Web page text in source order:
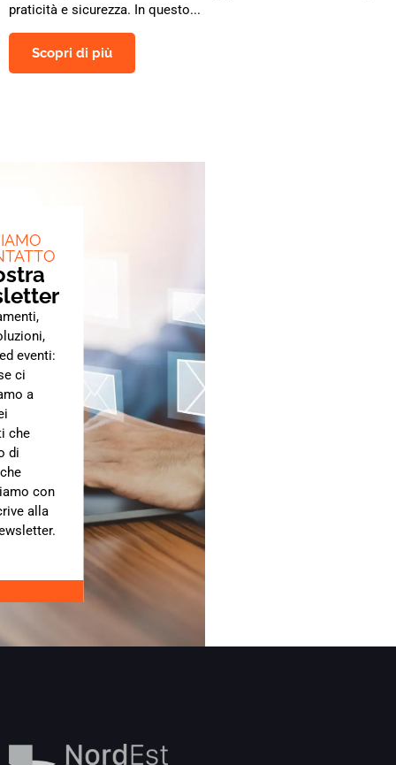
praticità e sicurezza. In questo...
Scopri di più
eventi:
ci
a
che
di
con
alla